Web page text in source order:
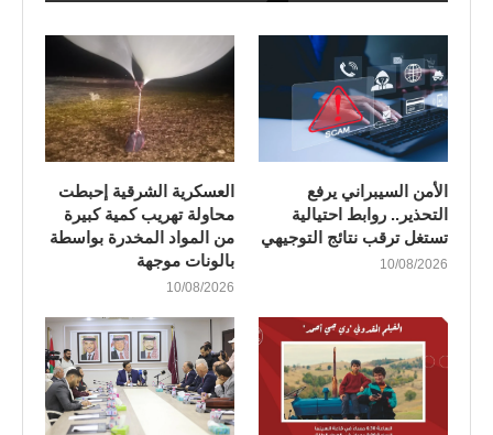
الأمن السيبراني يرفع
التحذير.. روابط احتيالية
تستغل ترقب نتائج التوجيهي
10/08/2026
العسكرية الشرقية إحبطت
محاولة تهريب كمية كبيرة
من المواد المخدرة بواسطة
بالونات موجهة
10/08/2026